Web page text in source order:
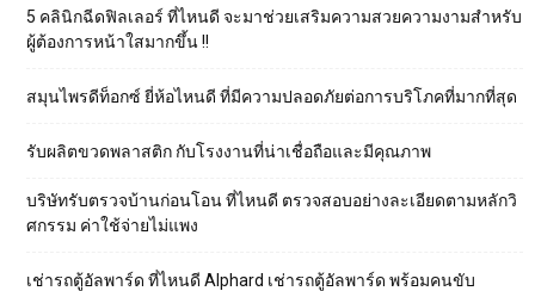
5 คลินิกฉีดฟิลเลอร์ ที่ไหนดี จะมาช่วยเสริมความสวยความงามสำหรับ
ผู้ต้องการหน้าใสมากขึ้น !!
สมุนไพรดีท็อกซ์ ยี่ห้อไหนดี ที่มีความปลอดภัยต่อการบริโภคที่มากที่สุด
รับผลิตขวดพลาสติก กับโรงงานที่น่าเชื่อถือและมีคุณภาพ
บริษัทรับตรวจบ้านก่อนโอน ที่ไหนดี ตรวจสอบอย่างละเอียดตามหลักวิ
ศกรรม ค่าใช้จ่ายไม่แพง
เช่ารถตู้อัลพาร์ด ที่ไหนดี Alphard เช่ารถตู้อัลพาร์ด พร้อมคนขับ